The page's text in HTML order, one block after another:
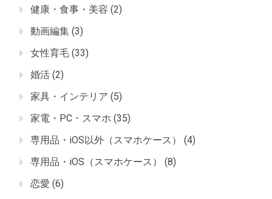
健康・食事・美容 (2)
動画編集 (3)
女性育毛 (33)
婚活 (2)
家具・インテリア (5)
家電・PC・スマホ (35)
専用品・iOS以外（スマホケース）
(4)
専用品・iOS（スマホケース）
(8)
恋愛 (6)